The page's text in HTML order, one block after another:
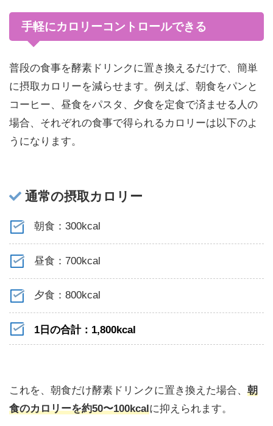
手軽にカロリーコントロールできる
普段の食事を酵素ドリンクに置き換えるだけで、簡単
に摂取カロリーを減らせます。例えば、朝食をパンと
コーヒー、昼食をパスタ、夕食を定食で済ませる人の
場合、それぞれの食事で得られるカロリーは以下のよ
うになります。
通常の摂取カロリー
朝食：300kcal
昼食：700kcal
夕食：800kcal
1日の合計：1,800kcal
これを、朝食だけ酵素ドリンクに置き換えた場合、 朝
食のカロリーを約50〜100kcalに抑えられます。